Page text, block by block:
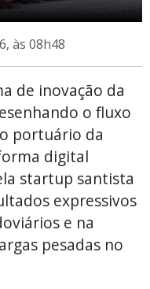
às 08h48
de inovação da
o fluxo
portuário da
digital
startup santista
expressivos
e na
pesadas no